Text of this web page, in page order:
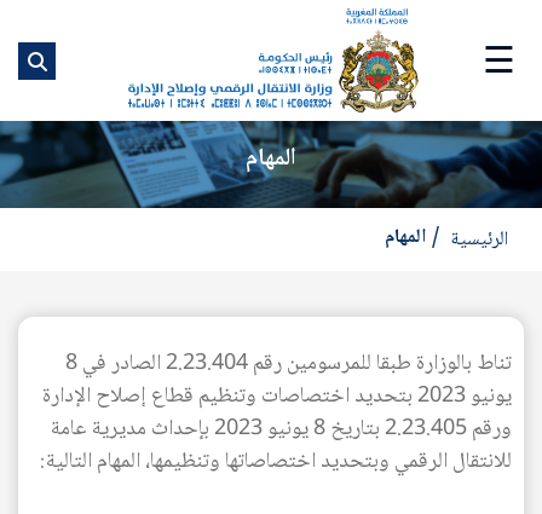
☰
المهام
الرئيسية المهام
تناط بالوزارة طبقا للمرسومين رقم 2.23.404 الصادر في 8
يونيو 2023 بتحديد اختصاصات وتنظيم قطاع إصلاح الإدارة
ورقم 2.23.405 بتاريخ 8 يونيو 2023 بإحداث مديرية عامة
للانتقال الرقمي وبتحديد اختصاصاتها وتنظيمها، المهام التالية: